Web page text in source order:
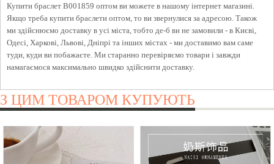
Купити браслет B001859 оптом ви можете в нашому інтернет магазині.
Якщо треба купити браслети оптом, то ви звернулися за адресою. Також
ми здійснюємо доставку в усі міста, тобто де-б ви не замовили - в Києві,
Одесі, Харкові, Львові, Дніпрі та інших містах - ми доставимо вам саме
туди, куди ви побажаєте. Ми старанно перевіряємо товари і завжди
намагаємося максимально швидко здійснити доставку.
З ЦИМ ТОВАРОМ КУПУЮТЬ